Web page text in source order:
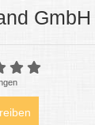
GmbH